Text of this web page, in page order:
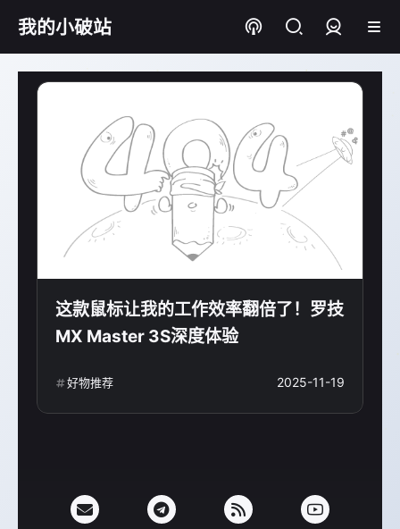
我的小破站
登录
这款鼠标让我的工作效率翻倍了！罗技
MX Master 3S深度体验
好物推荐 2025-11-19